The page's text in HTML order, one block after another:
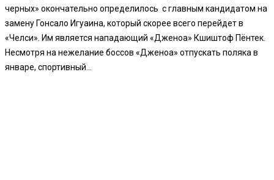
черных» окончательно определилось с главным кандидатом на
замену Гонсало Игуаина, который скорее всего перейдет в
«Челси». Им является нападающий «Дженоа» Кшиштоф Пёнтек.
Несмотря на нежелание боссов «Дженоа» отпускать поляка в
январе, спортивный...